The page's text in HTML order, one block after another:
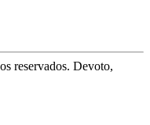
reservados. Devoto,